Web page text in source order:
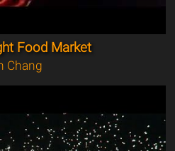
Food Market
Chang